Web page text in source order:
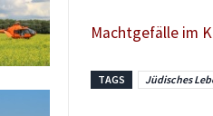
Machtgefälle im
TAGS Jüdisches